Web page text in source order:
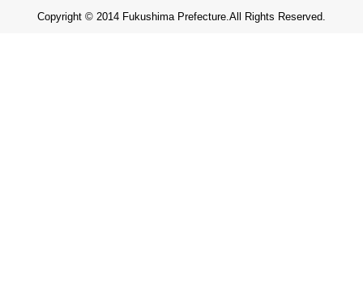
Copyright © 2014 Fukushima Prefecture.All Rights Reserved.